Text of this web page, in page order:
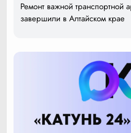
Ремонт важной транспортной
завершили в Алтайском крае